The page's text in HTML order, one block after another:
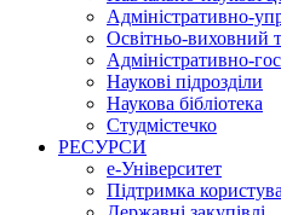
Адміністративно-
Освітньо-виховний
Адміністративно-
Наукові підрозділи
Наукова бібліотека
Студмістечко
РЕСУРСИ
е-Університет
Підтримка